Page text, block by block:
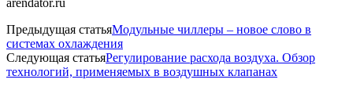
arendator.ru
Предыдущая статьяМодульные чиллеры – новое слово в
системах охлаждения
Следующая статьяРегулирование расхода воздуха. Обзор
технологий, применяемых в воздушных клапанах